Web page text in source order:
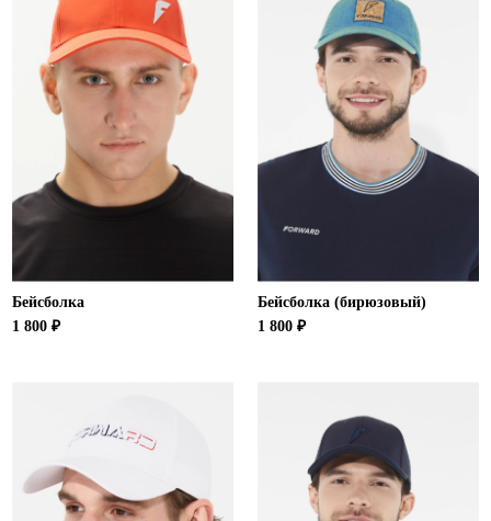
Бейсболка
1 800 ₽
Бейсболка (бирюзовый)
1 800 ₽